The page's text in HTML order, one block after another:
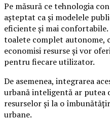
Pe măsură ce tehnologia
așteptat ca și modelele
eficiente și mai
toalete complet autonome,
economisi resurse și vor
pentru fiecare utilizator.
De asemenea, integrarea
urbană inteligentă ar putea
resurselor și la o
urbane.